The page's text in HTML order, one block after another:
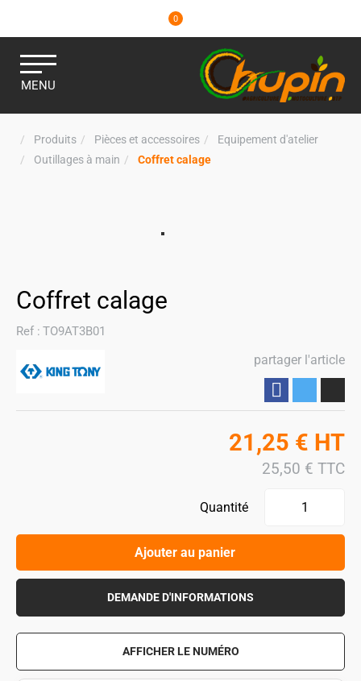
0
MENU
Produits Pièces et accessoires
Equipement d'atelier
Outillages à main
Coffret calage
Coffret calage
Ref : TO9AT3B01
partager l'article
21,25 € HT
25,50 € TTC
Quantité
Ajouter au panier
DEMANDE D'INFORMATIONS
AFFICHER LE NUMÉRO